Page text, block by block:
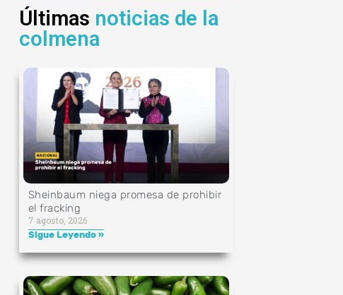
Últimas noticias de la
colmena
Sheinbaum niega promesa de prohibir
el fracking
7 agosto, 2026
Sigue Leyendo »